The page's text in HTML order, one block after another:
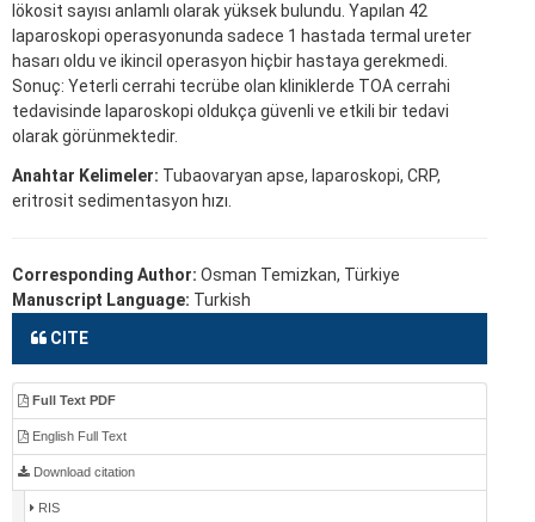
lökosit sayısı anlamlı olarak yüksek bulundu. Yapılan 42
laparoskopi operasyonunda sadece 1 hastada termal ureter
hasarı oldu ve ikincil operasyon hiçbir hastaya gerekmedi.
Sonuç: Yeterli cerrahi tecrübe olan kliniklerde TOA cerrahi
tedavisinde laparoskopi oldukça güvenli ve etkili bir tedavi
olarak görünmektedir.
Anahtar Kelimeler: Tubaovaryan apse, laparoskopi, CRP,
eritrosit sedimentasyon hızı.
Corresponding Author: Osman Temizkan, Türkiye
Manuscript Language: Turkish
CITE
Full Text PDF
English Full Text
Download citation
RIS